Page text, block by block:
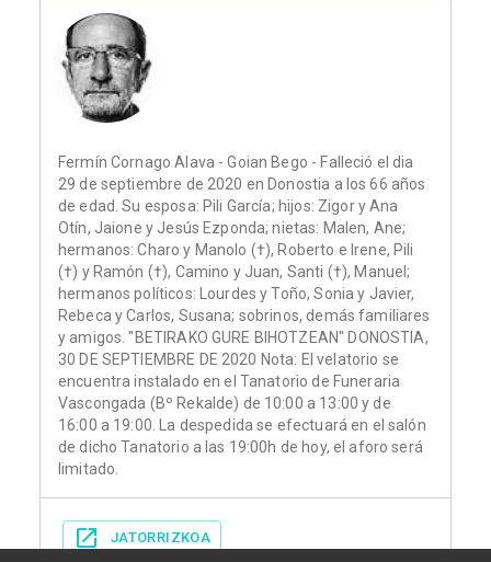
Fermín Cornago Alava - Goian Bego - Falleció el dia
29 de septiembre de 2020 en Donostia a los 66 años
de edad. Su esposa: Pili García; hijos: Zigor y Ana
Otín, Jaione y Jesús Ezponda; nietas: Malen, Ane;
hermanos: Charo y Manolo (†), Roberto e Irene, Pili
(†) y Ramón (†), Camino y Juan, Santi (†), Manuel;
hermanos políticos: Lourdes y Toño, Sonia y Javier,
Rebeca y Carlos, Susana; sobrinos, demás familiares
y amigos. "BETIRAKO GURE BIHOTZEAN" DONOSTIA,
30 DE SEPTIEMBRE DE 2020 Nota: El velatorio se
encuentra instalado en el Tanatorio de Funeraria
Vascongada (Bº Rekalde) de 10:00 a 13:00 y de
16:00 a 19:00. La despedida se efectuará en el salón
de dicho Tanatorio a las 19:00h de hoy, el aforo será
limitado.
JATORRIZKOA